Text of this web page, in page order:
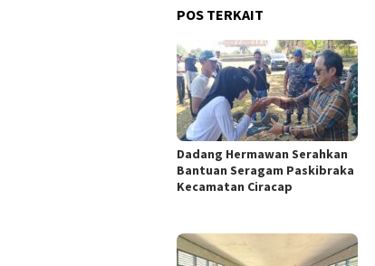
POS TERKAIT
Dadang Hermawan Serahkan
Bantuan Seragam Paskibraka
Kecamatan Ciracap